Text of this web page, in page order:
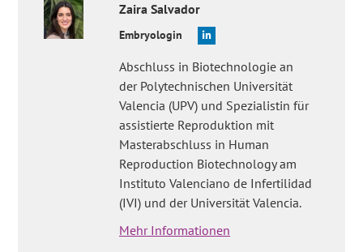
Zaira Salvador
Embryologin
Abschluss in Biotechnologie an
der Polytechnischen Universität
Valencia (UPV) und Spezialistin für
assistierte Reproduktion mit
Masterabschluss in Human
Reproduction Biotechnology am
Instituto Valenciano de Infertilidad
(IVI) und der Universität Valencia.
Mehr Informationen